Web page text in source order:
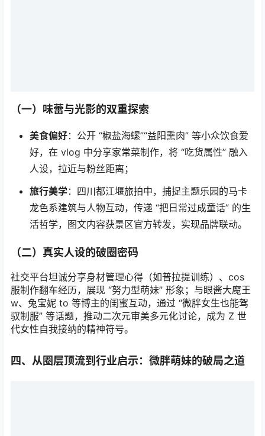
（一）味蕾与光影的双重探索
美食偏好：公开 “椒盐海螺”“益阳熏肉” 等小众饮食爱
好，在 vlog 中分享家常菜制作，将 “吃货属性” 融入
人设，拉近与粉丝距离；
旅行美学：四川都江堰旅拍中，捕捉主题乐园的马卡
龙色系建筑与人物互动，传递 “把日常过成童话” 的生
活哲学，图文内容获景区官方转发，实现品牌联动。
（二）真实人设的破圈密码
社交平台坦诚分享身材管理心得（如普拉提训练）、cos
服制作翻车经历，展现 “努力型萌妹” 形象；与眼酱大魔王
w、兔宝妮 to 等博主的闺蜜互动，通过 “微胖女生也能驾
驭制服” 等话题，推动二次元审美多元化讨论，成为 Z 世
代女性自我接纳的精神符号。
四、从圈层顶流到行业启示：微胖萌妹的破局之道